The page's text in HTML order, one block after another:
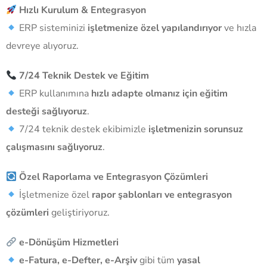
Hızlı Kurulum & Entegrasyon
ERP sisteminizi işletmenize özel yapılandırıyorve hızla
devreye alıyoruz.
7/24 Teknik Destek ve Eğitim
ERP kullanımına hızlı adapte olmanız için eğitim
desteği sağlıyoruz.
7/24 teknik destek ekibimizle işletmenizin sorunsuz
çalışmasını sağlıyoruz.
Özel Raporlama ve Entegrasyon Çözümleri
İşletmenize özel rapor şablonları ve entegrasyon
çözümleri geliştiriyoruz.
e-Dönüşüm Hizmetleri
e-Fatura, e-Defter, e-Arşivgibi tümyasal